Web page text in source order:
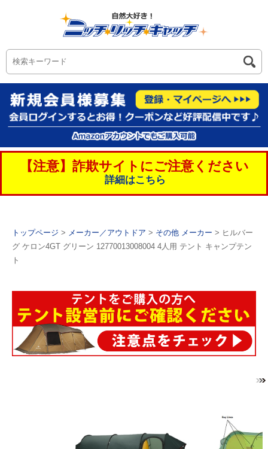
【注意】詐欺サイトにご注意ください
詳細はこちら
トップページ > メーカー／アウトドア > その他 メーカー > ヒルバー
グ ケロン4GT グリーン 12770013008004 4人用 テント キャンプテン
ト